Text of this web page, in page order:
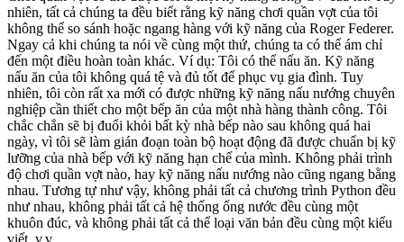
nhiên, tất cả chúng ta đều biết rằng kỹ năng chơi quần vợt của tôi
không thể so sánh hoặc ngang hàng với kỹ năng của Roger Federer.
Ngay cả khi chúng ta nói về cùng một thứ, chúng ta có thể ám chỉ
đến một điều hoàn toàn khác. Ví dụ: Tôi có thể nấu ăn. Kỹ năng
nấu ăn của tôi không quá tệ và đủ tốt để phục vụ gia đình. Tuy
nhiên, tôi còn rất xa mới có được những kỹ năng nấu nướng chuyên
nghiệp cần thiết cho một bếp ăn của một nhà hàng thành công. Tôi
chắc chắn sẽ bị đuổi khỏi bất kỳ nhà bếp nào sau không quá hai
ngày, vì tôi sẽ làm gián đoạn toàn bộ hoạt động đã được chuẩn bị kỹ
lưỡng của nhà bếp với kỹ năng hạn chế của mình. Không phải trình
độ chơi quần vợt nào, hay kỹ năng nấu nướng nào cũng ngang bằng
nhau. Tương tự như vậy, không phải tất cả chương trình Python đều
như nhau, không phải tất cả hệ thống ống nước đều cùng một
khuôn đúc, và không phải tất cả thể loại văn bản đều cùng một kiểu
viết, v.v.